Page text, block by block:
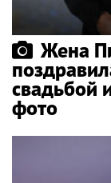
Жена
свадьбой
фото